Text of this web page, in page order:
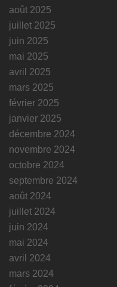
août 2025
juillet 2025
juin 2025
mai 2025
avril 2025
mars 2025
février 2025
janvier 2025
décembre 2024
novembre 2024
octobre 2024
septembre 2024
août 2024
juillet 2024
juin 2024
mai 2024
avril 2024
mars 2024